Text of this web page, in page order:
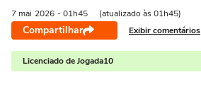
7 mai 2026 - 01h45 (atualizado às 01h45)
Compartilhar Exibir comentários
Licenciado de Jogada10